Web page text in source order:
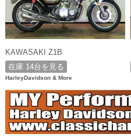
KAWASAKI Z1B
在庫 14台を見る
HarleyDavidson & More